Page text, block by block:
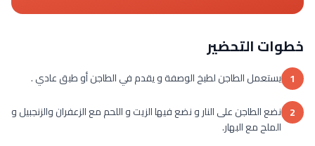
خطوات التحضير
1 يستعمل الطاجن لطبخ الوصفة و يقدم في الطاجن أو طبق عادي .
2 نضع الطاجن على النار و نضع فيها الزيت و اللحم مع الزعفران والزنجبيل و
الملح مع البهار.